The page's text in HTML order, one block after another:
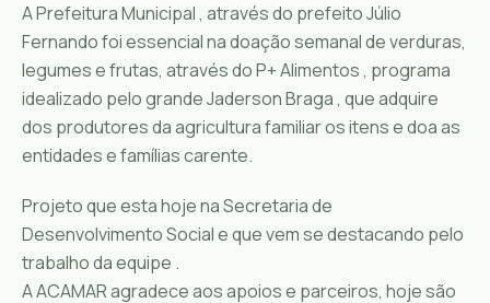
A Prefeitura Municipal , através do prefeito Júlio
Fernando foi essencial na doação semanal de verduras,
legumes e frutas, através do P+ Alimentos , programa
idealizado pelo grande Jaderson Braga , que adquire
dos produtores da agricultura familiar os itens e doa as
entidades e famílias carente.
Projeto que esta hoje na Secretaria de
Desenvolvimento Social e que vem se destacando pelo
trabalho da equipe .
A ACAMAR agradece aos apoios e parceiros, hoje são